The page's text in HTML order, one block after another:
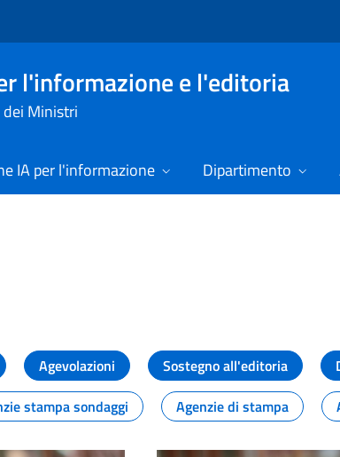
l'informazione e l'editoria
dei Ministri
IA per l'informazione Dipartimento
Notizie
Agevolazioni Sostegno all'editoria
stampa sondaggi Agenzie di stampa